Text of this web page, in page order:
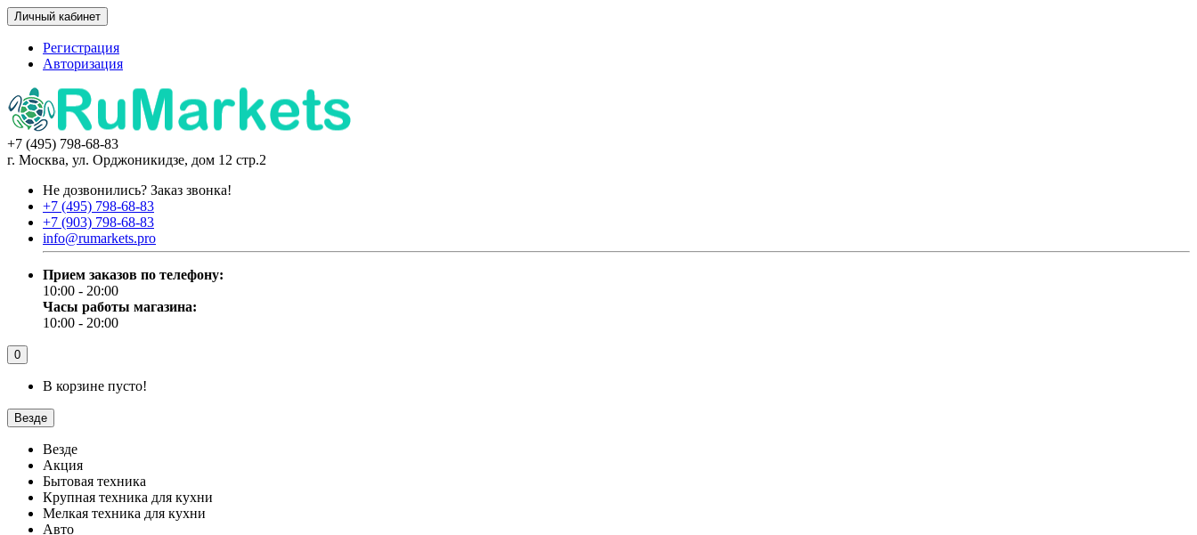
Личный кабинет
Регистрация
Авторизация
+7 (495) 798-68-83
г. Москва, ул. Орджоникидзе, дом 12 стр.2
Не дозвонились? Заказ звонка!
+7 (495) 798-68-83
+7 (903) 798-68-83
info@rumarkets.pro
Прием заказов по телефону:
10:00 - 20:00
Часы работы магазина:
10:00 - 20:00
0
В корзине пусто!
Везде
Везде
Акция
Бытовая техника
Крупная техника для кухни
Мелкая техника для кухни
Авто